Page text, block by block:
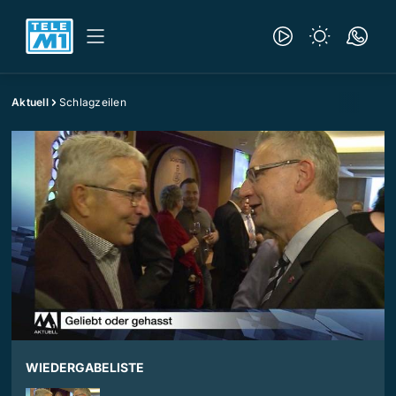
Aktuell Schlagzeilen
WIEDERGABELISTE